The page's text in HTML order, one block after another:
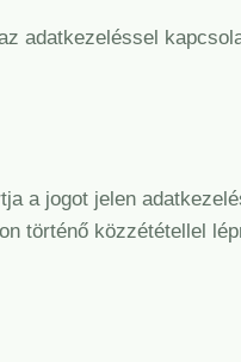
adatkezeléssel
a jogot jelen
történő közzététellel